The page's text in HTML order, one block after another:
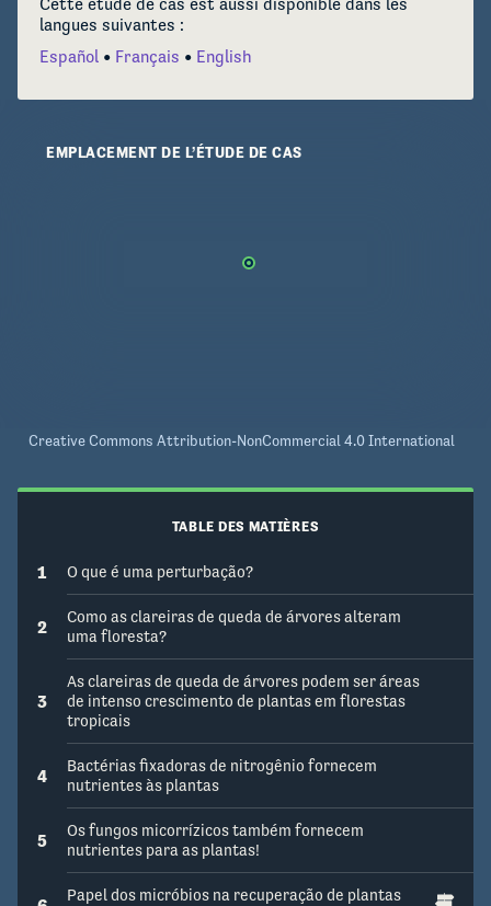
Cette étude de cas est aussi disponible dans les
langues suivantes :
Español
Français English
EMPLACEMENT DE L’ÉTUDE DE CAS
Creative Commons Attribution-NonCommercial 4.0 International
TABLE DES MATIÈRES
1 O que é uma perturbação?
2
Como as clareiras de queda de árvores alteram
uma floresta?
3
As clareiras de queda de árvores podem ser áreas
de intenso crescimento de plantas em florestas
tropicais
4
Bactérias fixadoras de nitrogênio fornecem
nutrientes às plantas
5
Os fungos micorrízicos também fornecem
nutrientes para as plantas!
Papel dos micróbios na recuperação de plantas